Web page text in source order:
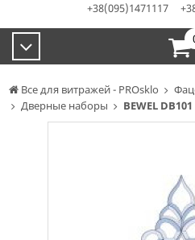
Все для витражей - PROsklo
Дверные наборы
BEWEL DB101
+38(095)1471117